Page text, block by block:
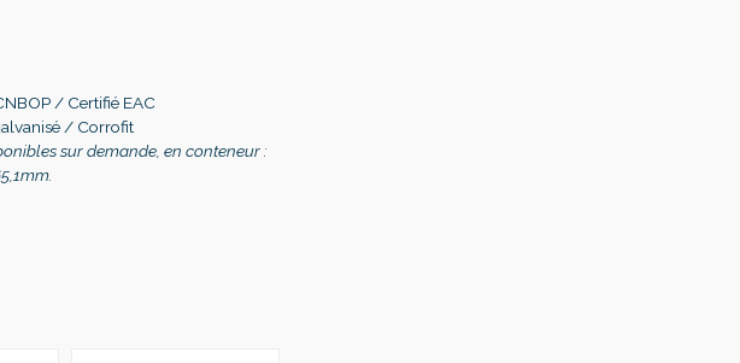
/ Certifié EAC
/ Corrofit
sur demande, en conteneur :